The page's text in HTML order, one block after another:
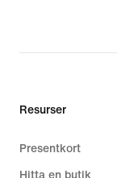
Resurser
Presentkort
Hitta en butik